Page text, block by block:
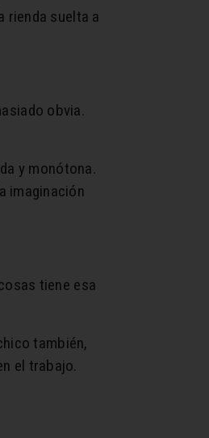
rienda suelta a
obvia.
y monótona.
imaginación
tiene esa
también,
el trabajo.